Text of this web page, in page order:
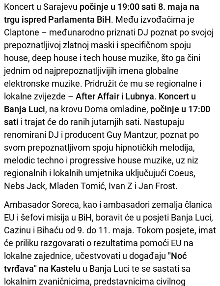
Koncert u Sarajevu počinje u 19:00 sati 8. maja na
trgu ispred Parlamenta BiH. Među izvođačima je
Claptone – međunarodno priznati DJ poznat po svojoj
prepoznatljivoj zlatnoj maski i specifičnom spoju
house, deep house i tech house muzike, što ga čini
jednim od najprepoznatljivijih imena globalne
elektronske muzike. Pridružit će mu se regionalne i
lokalne zvijezde – After Affair i Lubnya. Koncert u
Banja Luci, na krovu Doma omladine, počinje u 17:00
sati i trajat će do ranih jutarnjih sati. Nastupaju
renomirani DJ i producent Guy Mantzur, poznat po
svom prepoznatljivom spoju hipnotičkih melodija,
melodic techno i progressive house muzike, uz niz
regionalnih i lokalnih umjetnika uključujući Coeus,
Nebs Jack, Mladen Tomić, Ivan Z i Jan Frost.
Ambasador Soreca, kao i ambasadori zemalja članica
EU i šefovi misija u BiH, boravit će u posjeti Banja Luci,
Cazinu i Bihaću od 9. do 11. maja. Tokom posjete, imat
će priliku razgovarati o rezultatima pomoći EU na
lokalne zajednice, učestvovati u događaju "Noć
tvrđava" na Kastelu u Banja Luci te se sastati sa
lokalnim zvaničnicima, predstavnicima civilnog